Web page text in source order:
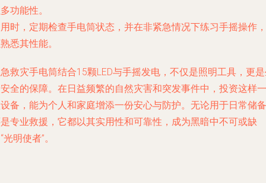
功能性。
时，定期检查手电筒状态，并在非紧急情况下练习手摇操作，
悉其性能。
救灾手电筒结合15颗LED与手摇发电，不仅是照明工具，更
全的保障。在日益频繁的自然灾害和突发事件中，投资这样一
备，能为个人和家庭增添一份安心与防护。无论用于日常储备
专业救援，它都以其实用性和可靠性，成为黑暗中不可或缺
光明使者”。